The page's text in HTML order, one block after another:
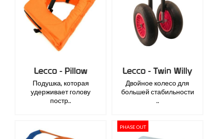
Lecco - Pillow
Подушка, которая
удерживает голову
постр..
Lecco - Twin Willy
Двойное колесо для
большей стабильности
..
PHASE OUT